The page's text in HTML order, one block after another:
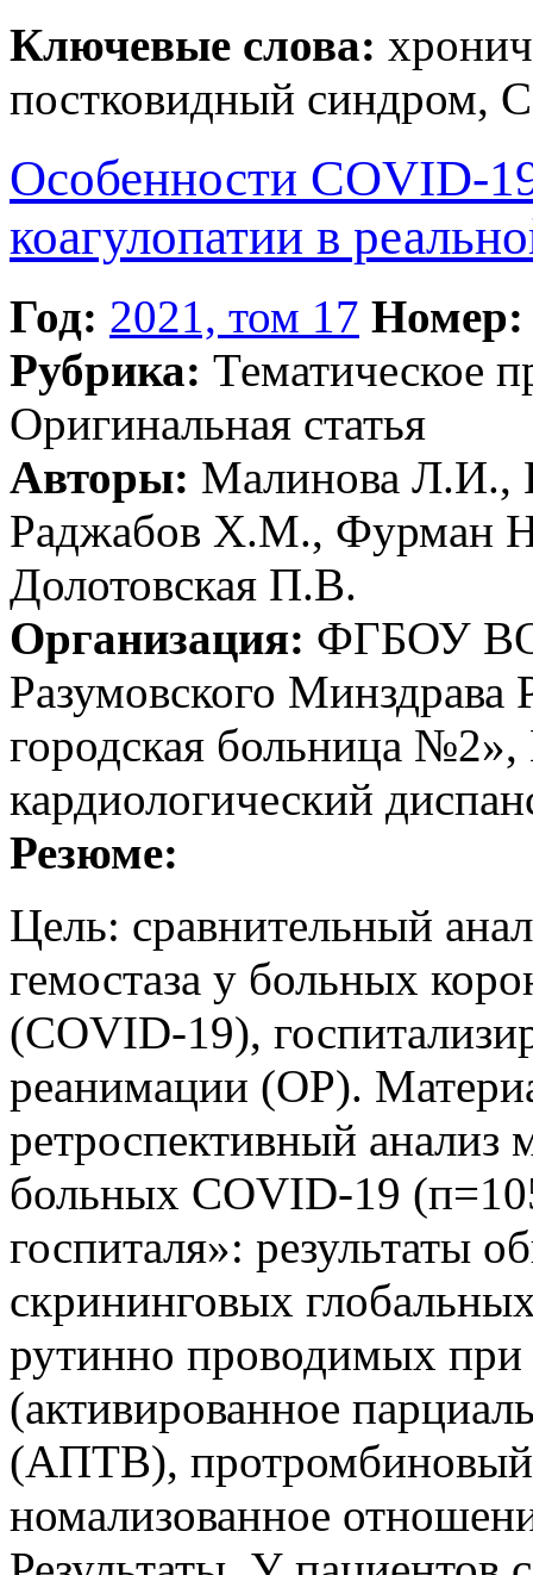
Ключевые слова:
постковидный синдром,
Особенности COVID-
коагулопатии в
Год: 2021, том 17 Номер:
Рубрика: Тематическое
Оригинальная статья
Авторы: Малинова Л.И.,
Раджабов Х.М., Фурман
Долотовская П.В.
Организация: ФГБОУ
Разумовского Минздрава
городская больница
кардиологический
Резюме:
Цель: сравнительный
гемостаза у больных
(COVID-19),
реанимации (ОР).
ретроспективный анализ
больных COVID-19
госпиталя»: результаты
скрининговых
рутинно проводимых при
(активированное
(АПТВ), протромбиновый
номализованное